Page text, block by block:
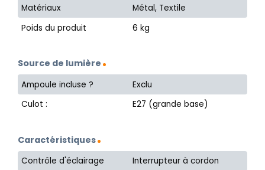
Matériaux
Métal, Textile
Poids du produit
6 kg
Source de lumière
Ampoule incluse ?
Exclu
Culot :
E27 (grande base)
Caractéristiques
Contrôle d'éclairage
Interrupteur à cordon